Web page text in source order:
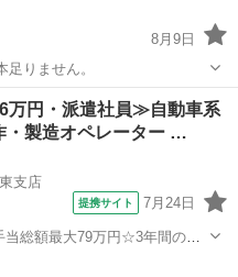
8月9日
りません。
その他
万円・派遣社員≫自動車系
・製造オペレーター …
支店
提携サイト 7月24日
総額最大79万円☆3年間の手